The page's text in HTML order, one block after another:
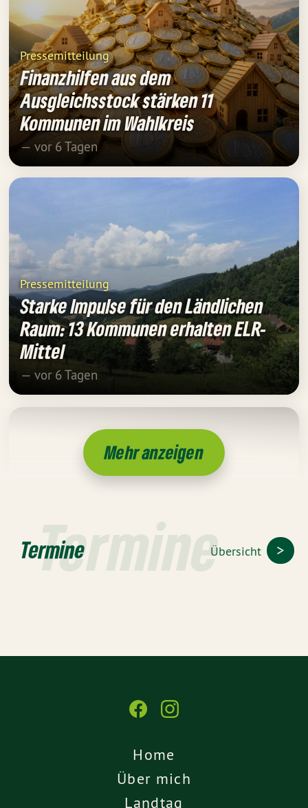
Pressemitteilung
Finanzhilfen aus dem
Ausgleichsstock stärken 11
Kommunen im Wahlkreis
— vor 6 Tagen
Pressemitteilung
Starke Impulse für den Ländlichen
Raum: 13 Kommunen erhalten ELR-
Mittel
— vor 6 Tagen
Mehr anzeigen
Termine
TermineÜbersicht
Home
Über mich
Landtag